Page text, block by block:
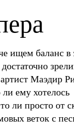
ищем баланс в
Маэдир
ему хотелось
ли просто от
веток с